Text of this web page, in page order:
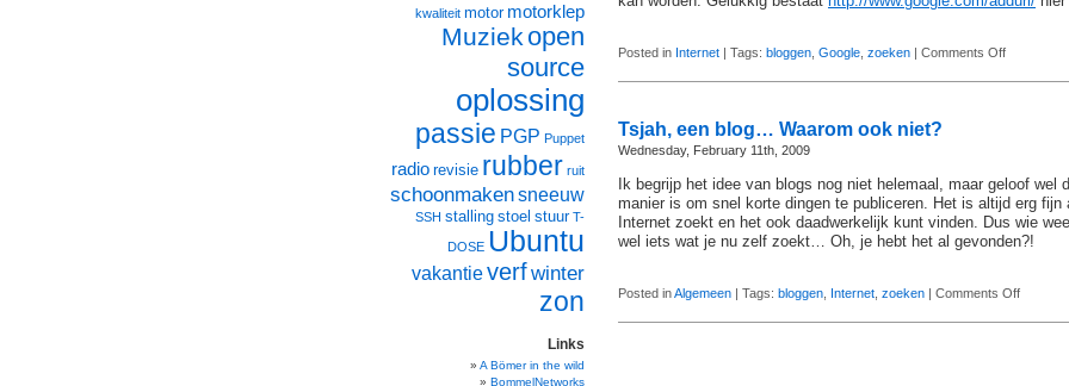
Posted in Internet | Tags: bloggen Google zoeken | Comments Offon
Tsjah, een blog… Waarom ook niet?
Wednesday, February 11th, 2009
Ik begrijp het idee van blogs nog niet helemaal, maar geloof wel
manier is om snel korte dingen te publiceren. Het is altijd erg fijn
Internet zoekt en het ook daadwerkelijk kunt vinden. Dus wie
wel iets wat je nu zelf zoekt… Oh, je hebt het al gevonden?!
Posted inAlgemeen | Tags: bloggen Internet zoeken Comments Offon
kwaliteit motor motorklep
Muziek open
source
oplossing
passie PGP Puppet
radio revisie rubber ruit
schoonmakensneeuw
SSH stalling stoel stuur T-
DOSE Ubuntu
vakantieverfwinter
zon
Links
A Bömer in the wild
BommelNetworks